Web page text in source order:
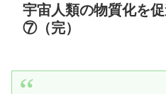
宇宙人類の物質化を
⑦（完）